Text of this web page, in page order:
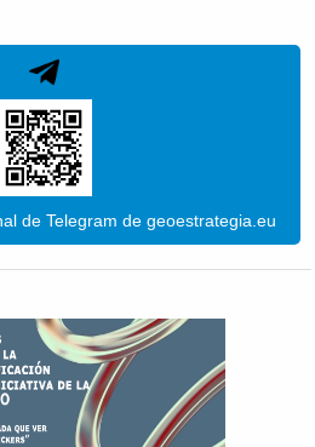
de Telegram de geoestrategia.eu